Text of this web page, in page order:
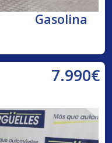
Gasolina
7.990€